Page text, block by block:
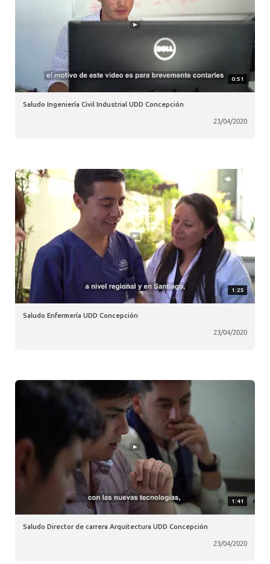
0:51
Saludo Ingeniería Civil Industrial UDD Concepción
23/04/2020
1:25
Saludo Enfermería UDD Concepción
23/04/2020
1:41
Saludo Director de carrera Arquitectura UDD Concepción
23/04/2020